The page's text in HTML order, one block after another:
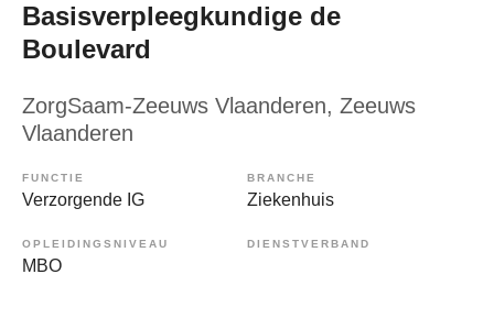
Basisverpleegkundige de
Boulevard
ZorgSaam-Zeeuws Vlaanderen, Zeeuws
Vlaanderen
FUNCTIE
Verzorgende IG
BRANCHE
Ziekenhuis
OPLEIDINGSNIVEAU
MBO
DIENSTVERBAND